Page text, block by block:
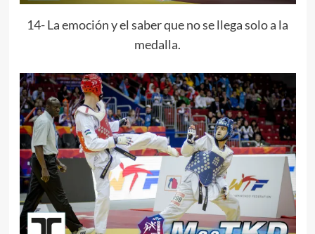
14- La emoción y el saber que no se llega solo a la
medalla.